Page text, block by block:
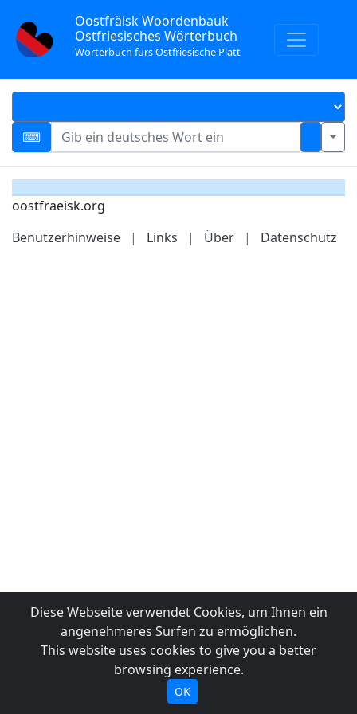
Oostfräisk Woordenbauk
Ostfriesisches Wörterbuch
Wörterbuch fürs Ostfriesische Platt
oostfraeisk.org
Benutzerhinweise
| Links | Über | Datenschutz
Diese Webseite verwendet Cookies, um Ihnen ein
angenehmeres Surfen zu ermöglichen.
This website uses cookies to give you a better
browsing experience.
OK